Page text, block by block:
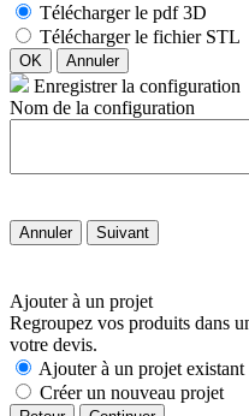
Télécharger le pdf 3D
Télécharger le fichier STL
OK Annuler
Enregistrer la configuration
Nom de la configuration
Annuler Suivant
Ajouter à un projet
Regroupez vos produits dans
votre devis.
Ajouter à un projet existant
Créer un nouveau projet